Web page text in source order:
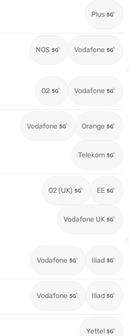
Plus
NOS Vodafone
O2 Vodafone
Vodafone Orange
Telekom
O2 (UK) EE
Vodafone UK
Vodafone Iliad
Vodafone Iliad
Yettel